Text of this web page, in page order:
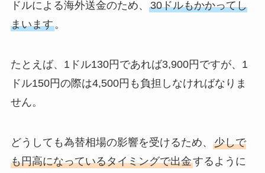
ドルによる海外送金のため、 30ドルもかかってし
まいます。
たとえば、1ドル130円であれば3,900円ですが、1
ドル150円の際は4,500円も負担しなければなりま
せん。
どうしても為替相場の影響を受けるため、 少しで
も円高になっているタイミングで出金するように